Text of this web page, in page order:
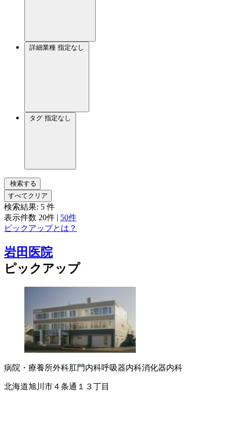
詳細業種 指定なし
タグ 指定なし
検索する
すべてクリア
検索結果: 5 件
表示件数 20件 | 50件
ピックアップとは？
岩田医院
ピックアップ
病院・療養所外科肛門内科呼吸器内科消化器内科
北海道旭川市４条通１３丁目